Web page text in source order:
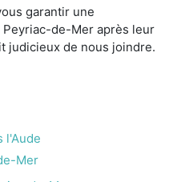
garantir une
de-Mer après leur
judicieux de nous joindre.
l'Aude
Mer